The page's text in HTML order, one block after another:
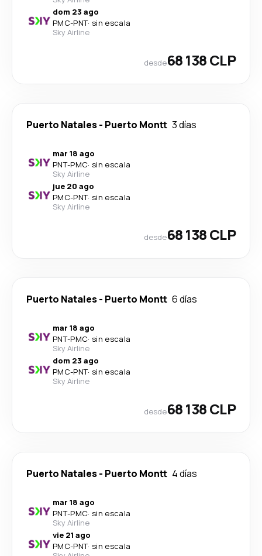
dom 23 ago
PMC-PNT· sin escala
Sky Airline
desde68 138 CLP
Puerto Natales- Puerto Montt 3 días
mar 18 ago
PNT-PMC· sin escala
Sky Airline
jue 20 ago
PMC-PNT· sin escala
Sky Airline
desde68 138 CLP
Puerto Natales- Puerto Montt 6 días
mar 18 ago
PNT-PMC· sin escala
Sky Airline
dom 23 ago
PMC-PNT· sin escala
Sky Airline
desde68 138 CLP
Puerto Natales- Puerto Montt 4 días
mar 18 ago
PNT-PMC· sin escala
Sky Airline
vie 21 ago
PMC-PNT· sin escala